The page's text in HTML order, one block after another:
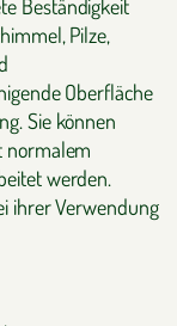
Beständigkeit
Pilze,
Oberfläche
Sie können
normalem
werden.
ihrer Verwendung